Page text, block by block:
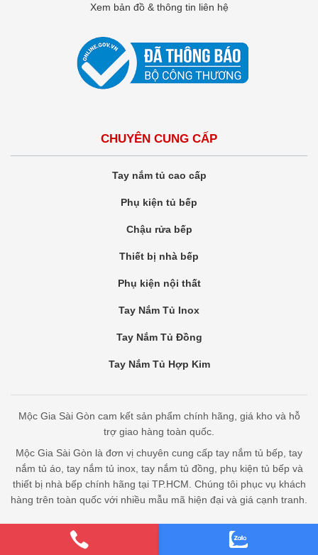
Xem bản đồ & thông tin liên hệ
CHUYÊN CUNG CẤP
Tay nắm tủ cao cấp
Phụ kiện tủ bếp
Chậu rửa bếp
Thiết bị nhà bếp
Phụ kiện nội thất
Tay Nắm Tủ Inox
Tay Nắm Tủ Đồng
Tay Nắm Tủ Hợp Kim
Mộc Gia Sài Gòn cam kết sản phẩm chính hãng, giá kho và hỗ
trợ giao hàng toàn quốc.
Mộc Gia Sài Gòn là đơn vị chuyên cung cấp tay nắm tủ bếp, tay
nắm tủ áo, tay nắm tủ inox, tay nắm tủ đồng, phụ kiện tủ bếp và
thiết bị nhà bếp chính hãng tại TP.HCM. Chúng tôi phục vụ khách
hàng trên toàn quốc với nhiều mẫu mã hiện đại và giá cạnh tranh.
Bản quyền thuộc Mộc Gia Sài Gòn - cung cấp bởi Bota